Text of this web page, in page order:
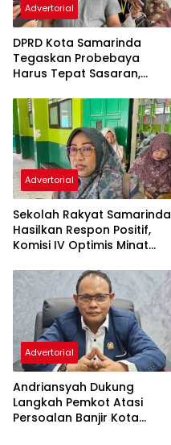
Advertorial
DPRD Kota Samarinda
Tegaskan Probebaya
Harus Tepat Sasaran,
Semata
Advertorial
Sekolah Rakyat Samarinda
Hasilkan Respon Positif,
Komisi IV Optimis Minat
Advertorial
Andriansyah Dukung
Langkah Pemkot Atasi
Persoalan Banjir Kota